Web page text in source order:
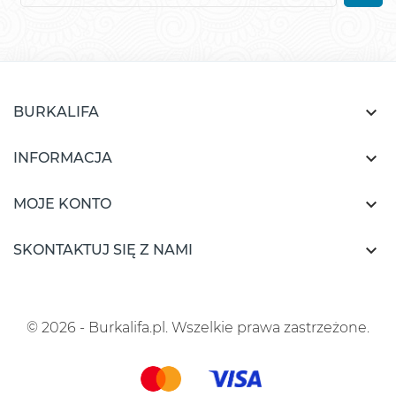
BURKALIFA 
INFORMACJA 
MOJE KONTO 
SKONTAKTUJ SIĘ Z NAMI 
© 2026 - Burkalifa.pl. Wszelkie prawa zastrzeżone.